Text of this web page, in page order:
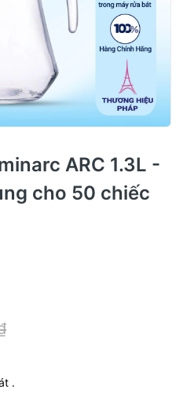
ARC 1.3L -
cho 50 chiếc
.